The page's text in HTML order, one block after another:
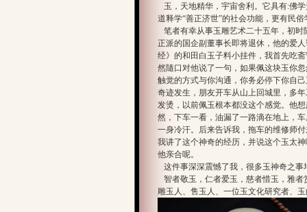
玉，天地精华，宇宙舍利。它具有:佛
道释学“善正济世”的社会功能，更有民
笔者有幸从事玉雕艺术二十五年，初
正派的国企副董事长即将退休，他的爱
经》的和田白玉子料小挂件，我首先吃
然隨口对他说了一句，如果佩这块玉你
触觉的方式与你沟通，你务必停下你自
奇迹发生，朋友开车从山上回城里，多
发烫，以前佩玉根本都没这个感觉。他
然，下车一看，油漏了一路滴在地上，
一身冷汗。后来告诉我，拖车的维修师
我讲了这个神奇的经历，并说这个玉太
他亲合呢。
这件事深深震憾了我，很多玉神奇之
智者敬玉，仁者爱玉，慈者惜玉，雅
雕玉人、售玉人、一位玉文化研究者、